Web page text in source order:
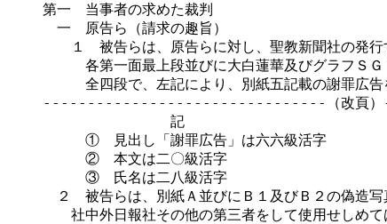
第一　当事者の求めた裁判
一　原告ら（請求の趣旨）
１　被告らは、原告らに対し、聖教新聞社の発行
各第一面最上段並びに大白蓮華及びグラフＳＧＩ
全四段で、左記により、別紙五記載の謝罪広告
--------------------------------（改
記
①　見出し「謝罪広告」は六六級活字
②　本文は二〇級活字
③　氏名は二八級活字
２　被告らは、別紙Ａ並びにＢ１及びＢ２の偽造
社中外日報社その他の第三者をして使用せしめて